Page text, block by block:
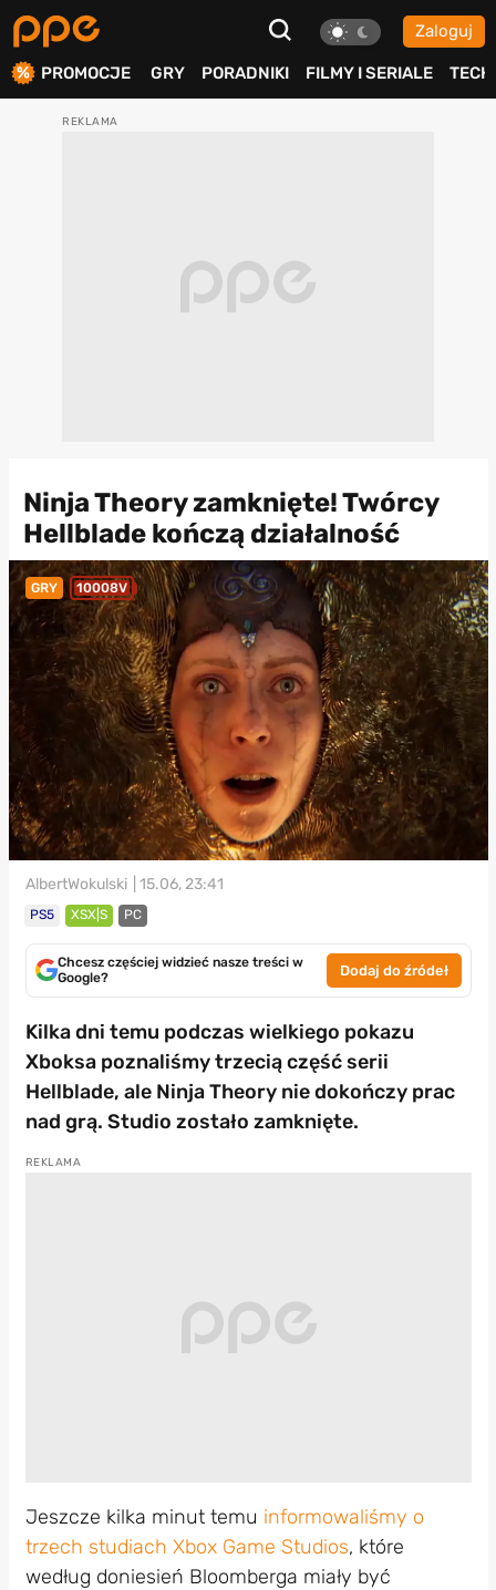
Zaloguj
PROMOCJE GRY PORADNIKI FILMY I SERIALE TECH
Ninja Theory zamknięte! Twórcy
Hellblade kończą działalność
GRY 10008V
AlbertWokulski | 15.06, 23:41
PS5 XSX|S PC
Chcesz częściej widzieć nasze treści w
Google?
Dodaj do źródeł
Kilka dni temu podczas wielkiego pokazu
Xboksa poznaliśmy trzecią część serii
Hellblade, ale Ninja Theory nie dokończy prac
nad grą. Studio zostało zamknięte.
Jeszcze kilka minut temu informowaliśmy o
trzech studiach Xbox Game Studios, które
według doniesień Bloomberga miały być